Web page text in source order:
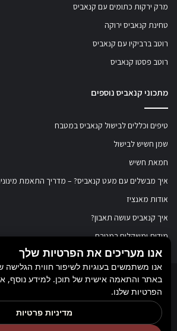
מרק ירקות כתומים עם קנאביס
טחינת קנאביס ירוקה
רוטב ברביקיו עם קנאביס
רוטב פסטו קנאביס
מתכוני קנאביס נוספים
טיפים וכללים לבישול קנאביס במטבח
שמן חשיש לבישול
חמאת חשיש
איך מבשלים עם מעט קנאביס? – מדריך התאמת
אודות מאנציז
איך קנאביס עושה תאבון?
מידות ומשקלים במטבח
© כל הזכויות שמורות למאנציז
, 2017-2026.
רופא או רוקח בטרם רכישת תכשיר והתחלת הטיפול בו.
השימוש בתכשיר. מומלץ להתייעץ עם הרוקח בכל
אנו מעריכים את הפרטיות שלך
אנו משתמשים בעוגיות לשיפור חווית הגלישה
באתר והתאמה אישית של תוכן. למידע נוסף,
הפרטיות שלנו.
מדיניות פרטיות